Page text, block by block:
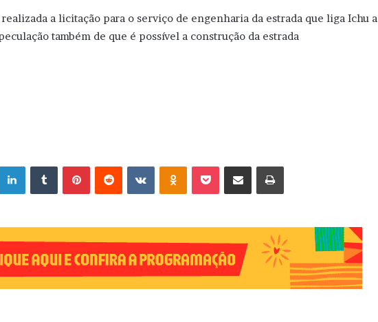
a licitação para o serviço de engenharia da estrada que liga Ichu a
também de que é possível a construção da estrada
Linkedin VK OK